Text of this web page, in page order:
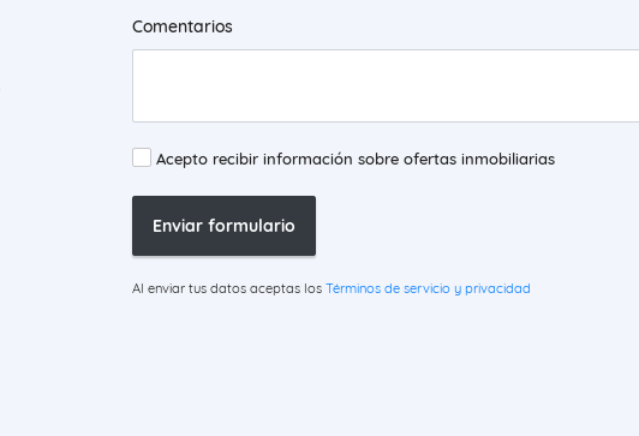
Comentarios
Acepto recibir información sobre ofertas inmobiliarias
Enviar formulario
Al enviar tus datos aceptas los Términos de servicio y privacidad